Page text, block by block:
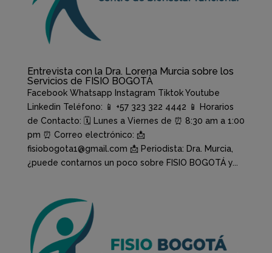
Entrevista con la Dra. Lorena Murcia sobre los
Servicios de FISIO BOGOTÁ
Facebook Whatsapp Instagram Tiktok Youtube
Linkedin Teléfono: 📱 +57 323 322 4442 📱 Horarios
de Contacto: 🗓️ Lunes a Viernes de ⏰ 8:30 am a 1:00
pm ⏰ Correo electrónico: 📩
fisiobogota1@gmail.com 📩 Periodista: Dra. Murcia,
¿puede contarnos un poco sobre FISIO BOGOTÁ y...